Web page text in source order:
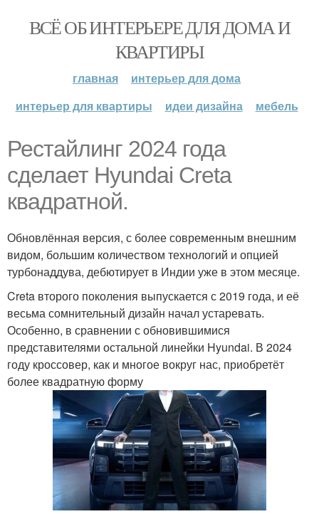
ВСЁ ОБ ИНТЕРЬЕРЕ ДЛЯ ДОМА И
КВАРТИРЫ
главная
интерьер для дома
интерьер для квартиры
идеи дизайна мебель
Рестайлинг 2024 года
сделает Hyundai Creta
квадратной.
Обновлённая версия, с более современным внешним
видом, большим количеством технологий и опцией
турбонаддува, дебютирует в Индии уже в этом месяце.
Creta второго поколения выпускается с 2019 года, и её
весьма сомнительный дизайн начал устаревать.
Особенно, в сравнении с обновившимися
представителями остальной линейки Hyundai. В 2024
году кроссовер, как и многое вокруг нас, приобретёт
более квадратную форму